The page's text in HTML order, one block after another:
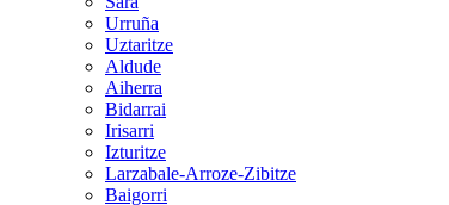
Urruña
Uztaritze
Aldude
Aiherra
Bidarrai
Irisarri
Izturitze
Larzabale-Arroze-Zibitze
Baigorri